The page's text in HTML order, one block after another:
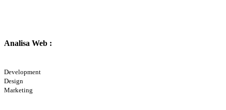
Analisa Web :
Development
Design
Marketing